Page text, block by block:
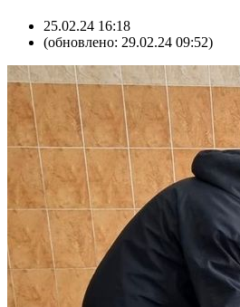
25.02.24 16:18
(обновлено: 29.02.24 09:52)